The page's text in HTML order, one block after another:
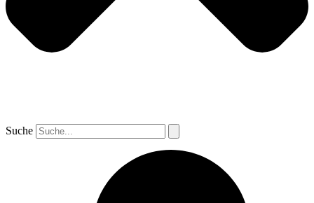
Suche